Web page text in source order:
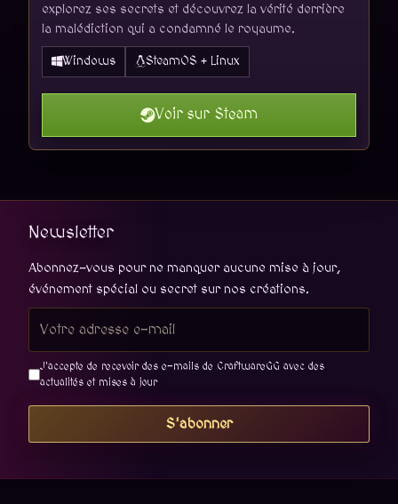
explorez ses secrets et découvrez la vérité derrière
la malédiction qui a condamné le royaume.
Windows SteamOS + Linux
Voir sur Steam
Newsletter
Abonnez-vous pour ne manquer aucune mise à jour,
événement spécial ou secret sur nos créations.
J'accepte de recevoir des e-mails de CraftwareGG avec des
actualités et mises à jour
S'abonner